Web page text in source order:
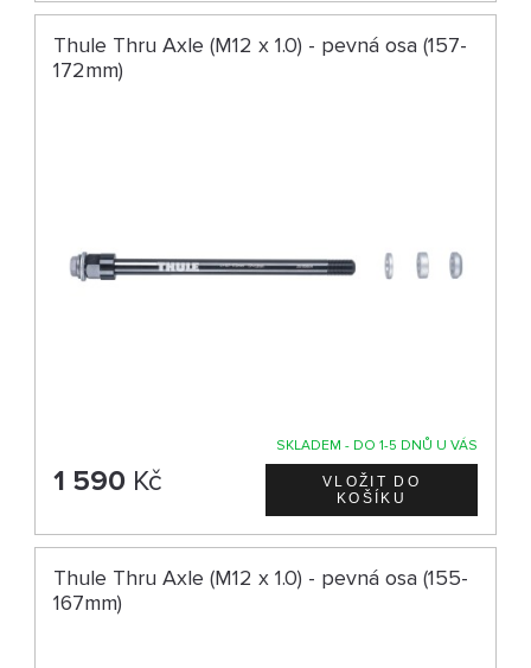
Thule Thru Axle (M12 x 1.0) - pevná osa (157-
172mm)
SKLADEM - DO 1-5 DNŮ U VÁS
1 590 Kč
Thule Thru Axle (M12 x 1.0) - pevná osa (155-
167mm)